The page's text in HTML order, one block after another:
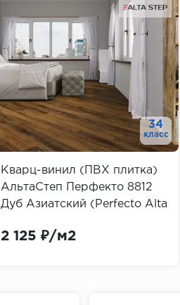
34
класс
Кварц-винил (ПВХ плитка)
АльтаСтеп Перфекто 8812
Дуб Азиатский (Perfecto Alta
2 125 ₽/м2